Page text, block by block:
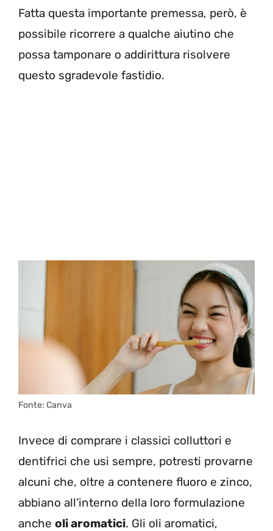
Fatta questa importante premessa, però, è
possibile ricorrere a qualche aiutino che
possa tamponare o addirittura risolvere
questo sgradevole fastidio.
Fonte: Canva
Invece di comprare i classici colluttori e
dentifrici che usi sempre, potresti provarne
alcuni che, oltre a contenere fluoro e zinco,
abbiano all’interno della loro formulazione
anche oli aromatici. Gli oli aromatici,